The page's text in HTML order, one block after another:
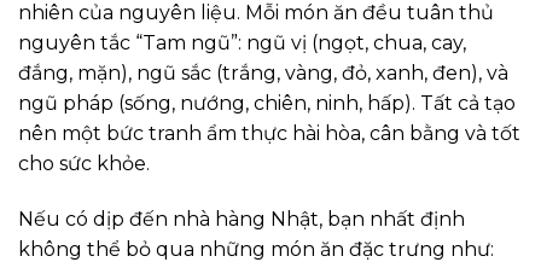
nhiên của nguyên liệu. Mỗi món ăn đều tuân thủ
nguyên tắc “Tam ngũ”: ngũ vị (ngọt, chua, cay,
đắng, mặn), ngũ sắc (trắng, vàng, đỏ, xanh, đen), và
ngũ pháp (sống, nướng, chiên, ninh, hấp). Tất cả tạo
nên một bức tranh ẩm thực hài hòa, cân bằng và tốt
cho sức khỏe.
Nếu có dịp đến nhà hàng Nhật, bạn nhất định
không thể bỏ qua những món ăn đặc trưng như: